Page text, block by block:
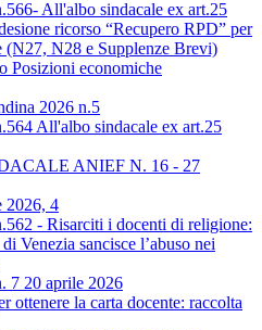
All'albo sindacale ex art.25
ricorso “Recupero RPD” per
(N27, N28 e Supplenze Brevi)
Posizioni economiche
2026 n.5
All'albo sindacale ex art.25
ANIEF N. 16 - 27
2026, 4
- Risarciti i docenti di religione:
Venezia sancisce l’abuso nei
7 20 aprile 2026
ottenere la carta docente: raccolta